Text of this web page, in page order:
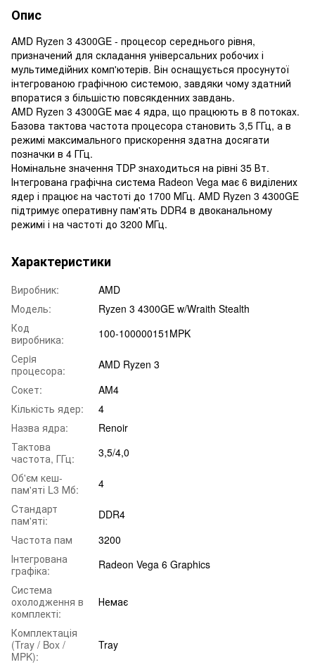
Опис
AMD Ryzen 3 4300GE - процесор середнього рівня,
призначений для складання універсальних робочих і
мультимедійних комп'ютерів. Він оснащується просунутої
інтегрованою графічною системою, завдяки чому здатний
впоратися з більшістю повсякденних завдань.
AMD Ryzen 3 4300GE має 4 ядра, що працюють в 8 потоках.
Базова тактова частота процесора становить 3,5 ГГц, а в
режимі максимального прискорення здатна досягати
позначки в 4 ГГц.
Номінальне значення TDP знаходиться на рівні 35 Вт.
Інтегрована графічна система Radeon Vega має 6 виділених
ядер і працює на частоті до 1700 МГц. AMD Ryzen 3 4300GE
підтримує оперативну пам'ять DDR4 в двоканальному
режимі і на частоті до 3200 МГц.
Характеристики
Виробник:
AMD
Модель:
Ryzen 3 4300GE w/Wraith Stealth
Код
виробника:
100-100000151MPK
Серiя
процесора:
AMD Ryzen 3
Сокет:
AM4
Кількість ядер:
4
Назва ядра:
Renoir
Тактова
частота, ГГц:
3,5/4,0
Об'єм кеш-
пам'яті L3 Мб:
4
Cтандарт
пам'яті:
DDR4
Частота пам
3200
Інтегрована
графіка:
Radeon Vega 6 Graphics
Система
охолодження в
комплекті:
Немає
Комплектація
(Tray / Box /
MPK):
Tray